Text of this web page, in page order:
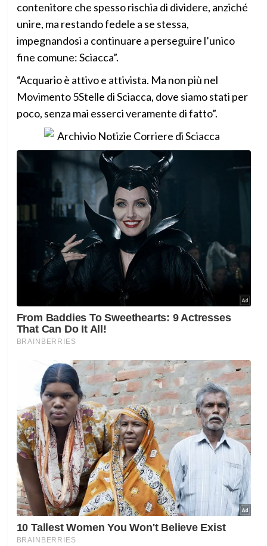
contenitore che spesso rischia di dividere, anziché
unire, ma restando fedele a se stessa,
impegnandosi a continuare a perseguire l’unico
fine comune: Sciacca”.
“Acquario è attivo e attivista. Ma non più nel
Movimento 5Stelle di Sciacca, dove siamo stati per
poco, senza mai esserci veramente di fatto”.